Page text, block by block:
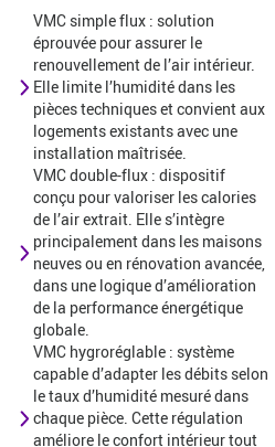
VMC simple flux : solution
éprouvée pour assurer le
renouvellement de l’air intérieur.
Elle limite l’humidité dans les
pièces techniques et convient aux
logements existants avec une
installation maîtrisée.
VMC double-flux : dispositif
conçu pour valoriser les calories
de l’air extrait. Elle s’intègre
principalement dans les maisons
neuves ou en rénovation avancée,
dans une logique d’amélioration
de la performance énergétique
globale.
VMC hygroréglable : système
capable d’adapter les débits selon
le taux d’humidité mesuré dans
chaque pièce. Cette régulation
améliore le confort intérieur tout